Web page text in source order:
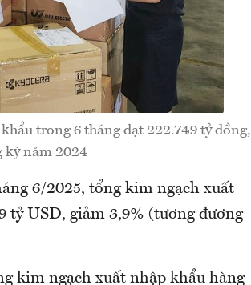
trong 6 tháng đạt 222.749 tỷ đồng,
kỳ năm 2024
6/2025, tổng kim ngạch xuất
tỷ USD, giảm 3,9% (tương đương
kim ngạch xuất nhập khẩu hàng